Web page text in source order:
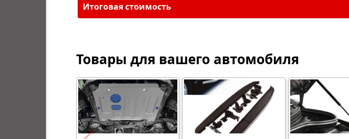
Итоговая стоимость
Товары для вашего автомобиля